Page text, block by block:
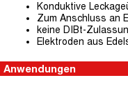
Konduktive
Zum Anschluss an
keine DIBt-
Elektroden aus
Anwendungen